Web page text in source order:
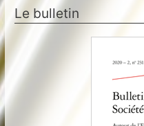
Le bulletin